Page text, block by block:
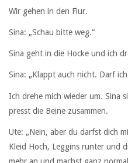
Wir gehen in den Flur.
Sina: „Schau bitte weg.“
Sina geht in die Hocke und ich
Sina: „Klappt auch nicht. Darf
Ich drehe mich wieder um. Sina
presst die Beine zusammen.
Ute: „Nein, aber du darfst dich
Kleid Hoch, Leggins runter und